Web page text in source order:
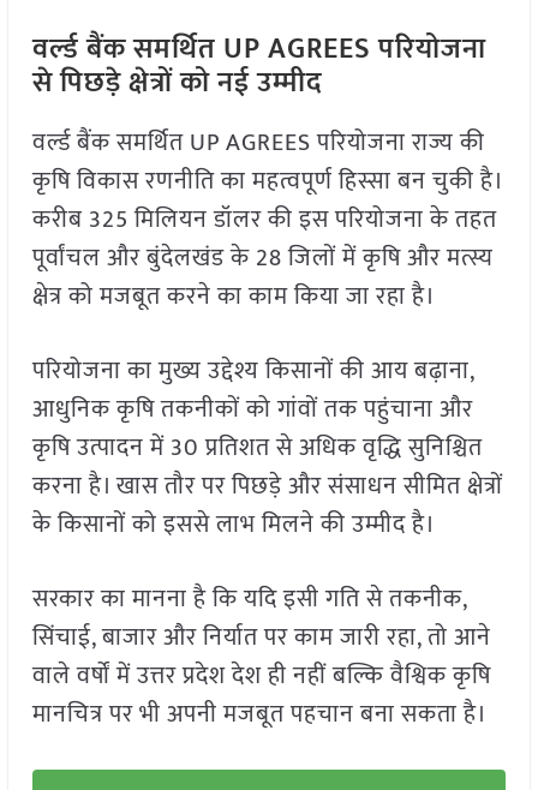
वर्ल्ड बैंक समर्थित UP AGREES परियोजना
से पिछड़े क्षेत्रों को नई उम्मीद
वर्ल्ड बैंक समर्थित UP AGREES परियोजना राज्य की
कृषि विकास रणनीति का महत्वपूर्ण हिस्सा बन चुकी है।
करीब 325 मिलियन डॉलर की इस परियोजना के तहत
पूर्वांचल और बुंदेलखंड के 28 जिलों में कृषि और मत्स्य
क्षेत्र को मजबूत करने का काम किया जा रहा है।
परियोजना का मुख्य उद्देश्य किसानों की आय बढ़ाना,
आधुनिक कृषि तकनीकों को गांवों तक पहुंचाना और
कृषि उत्पादन में 30 प्रतिशत से अधिक वृद्धि सुनिश्चित
करना है। खास तौर पर पिछड़े और संसाधन सीमित क्षेत्रों
के किसानों को इससे लाभ मिलने की उम्मीद है।
सरकार का मानना है कि यदि इसी गति से तकनीक,
सिंचाई, बाजार और निर्यात पर काम जारी रहा, तो आने
वाले वर्षों में उत्तर प्रदेश देश ही नहीं बल्कि वैश्विक कृषि
मानचित्र पर भी अपनी मजबूत पहचान बना सकता है।